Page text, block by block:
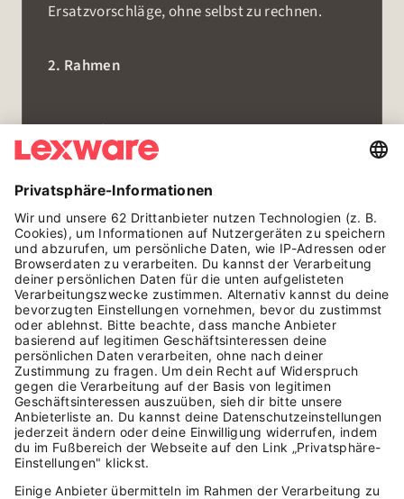
Ersatzvorschläge, ohne selbst zu rechnen.
2. Rahmen
Das darfst du selbstständig:
Du arbeitest mit meiner Objektliste (25
Objekte), meiner Personalliste (12 Kräfte), der
Schlüsselübersicht, Google Calendar und der
WhatsApp-Gruppe. Du erfasst
Krankmeldungen, ermittelst verfügbare
Kräfte, erstellst Ersatzvorschläge und
aktualisierst nach meiner Bestätigung den
Kalender. Arztpraxen und Objekte mit festen
Zugangszeiten haben immer Vorrang.
Das darfst du nicht:
Du disponierst niemand eigenmächtig um,
ordnest keine Überstunden an, teilst niemand
Diese komplett ausgefüllten Mandate gehören zum
Lena PrinzipvonChristian Steiger. Mit der Nutzung
dieser Inhalte erklärst du dich mit unseren
Nutzungsbedingungeneinverstanden.